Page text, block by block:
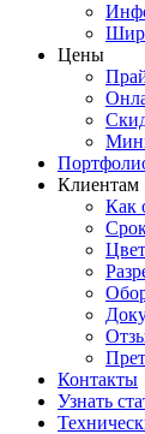
Цены
Клиентам
Как
Контакты
Узнать